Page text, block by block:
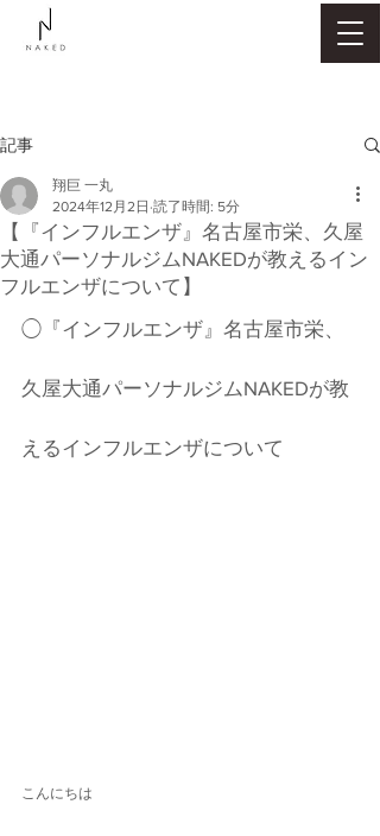
記事
【『インフルエンザ』名古屋市栄、久屋
大通パーソナルジムNAKEDが教えるイン
フルエンザについて】
翔巨 一丸
2024年12月2日 読了時間: 5分
◯『インフルエンザ』名古屋市栄、
久屋大通パーソナルジムNAKEDが教
えるインフルエンザについて
こんにちは